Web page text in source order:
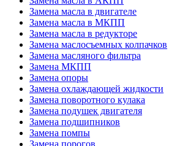
Замена масла в двигателе
Замена масла в МКПП
Замена масла в редукторе
Замена маслосъемных колпачков
Замена масляного фильтра
Замена МКПП
Замена опоры
Замена охлаждающей жидкости
Замена поворотного кулака
Замена подушек двигателя
Замена подшипников
Замена помпы